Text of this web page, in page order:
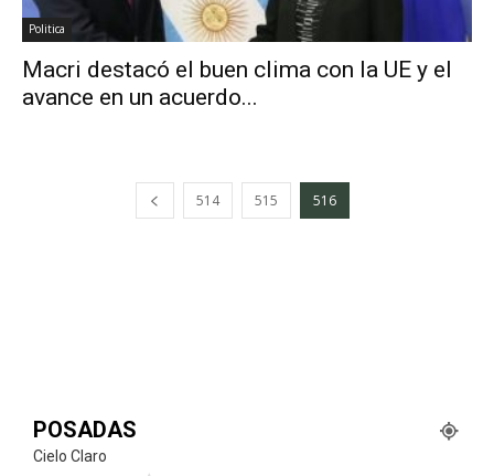
Politica
Macri destacó el buen clima con la UE y el
avance en un acuerdo...
514 515 516
POSADAS
Cielo Claro